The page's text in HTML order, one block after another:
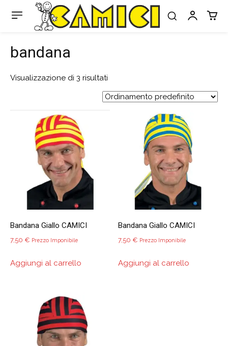
bandana
Visualizzazione di 3 risultati
Bandana Giallo CAMICI
7,50 € Prezzo Imponibile
Aggiungi al carrello
Bandana Giallo CAMICI
7,50€ Prezzo Imponibile
Aggiungi al carrello